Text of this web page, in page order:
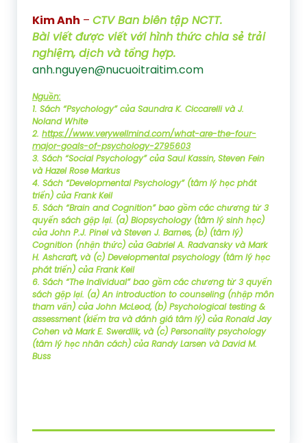
Kim Anh – CTV Ban biên tập NCTT.
Bài viết được viết với hình thức chia sẻ trải
nghiệm, dịch và tổng hợp.
anh.nguyen@nucuoitraitim.com
Nguồn:
1. Sách “Psychology” của Saundra K. Ciccarelli và J.
Noland White
2. https://www.verywellmind.com/what-are-the-four-
major-goals-of-psychology-2795603
3. Sách “Social Psychology” của Saul Kassin, Steven Fein
và Hazel Rose Markus
4. Sách “Developmental Psychology” (tâm lý học phát
triển) của Frank Keil
5. Sách “Brain and Cognition” bao gồm các chương từ 3
quyển sách gộp lại. (a) Biopsychology (tâm lý sinh học)
của John P.J. Pinel và Steven J. Barnes, (b) (tâm lý)
Cognition (nhận thức) của Gabriel A. Radvansky và Mark
H. Ashcraft, và (c) Developmental psychology (tâm lý học
phát triển) của Frank Keil
6. Sách “The Individual” bao gồm các chương từ 3 quyển
sách gộp lại. (a) An introduction to counseling (nhập môn
tham vấn) của John McLeod, (b) Psychological testing &
assessment (kiểm tra và đánh giá tâm lý) của Ronald Jay
Cohen và Mark E. Swerdlik, và (c) Personality psychology
(tâm lý học nhân cách) của Randy Larsen và David M.
Buss